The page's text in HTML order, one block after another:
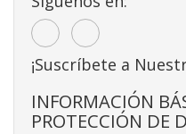
¡Suscríbete a
INFORMACIÓN
PROTECCIÓN DE